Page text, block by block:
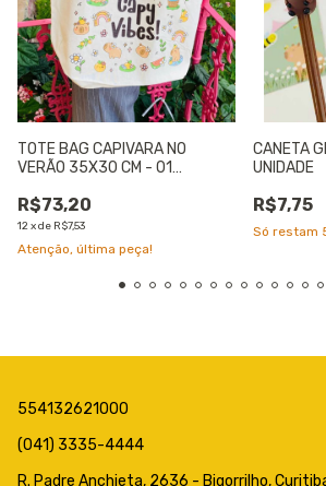
TOTE BAG CAPIVARA NO
VERÃO 35X30 CM - 01
R$73,20
12xde R$7,53
Atenção, última peça!
CANETA
UNIDADE
R$7,75
Só restam
554132621000
(041) 3335-4444
R. Padre Anchieta, 2636 - Bigorrilho,